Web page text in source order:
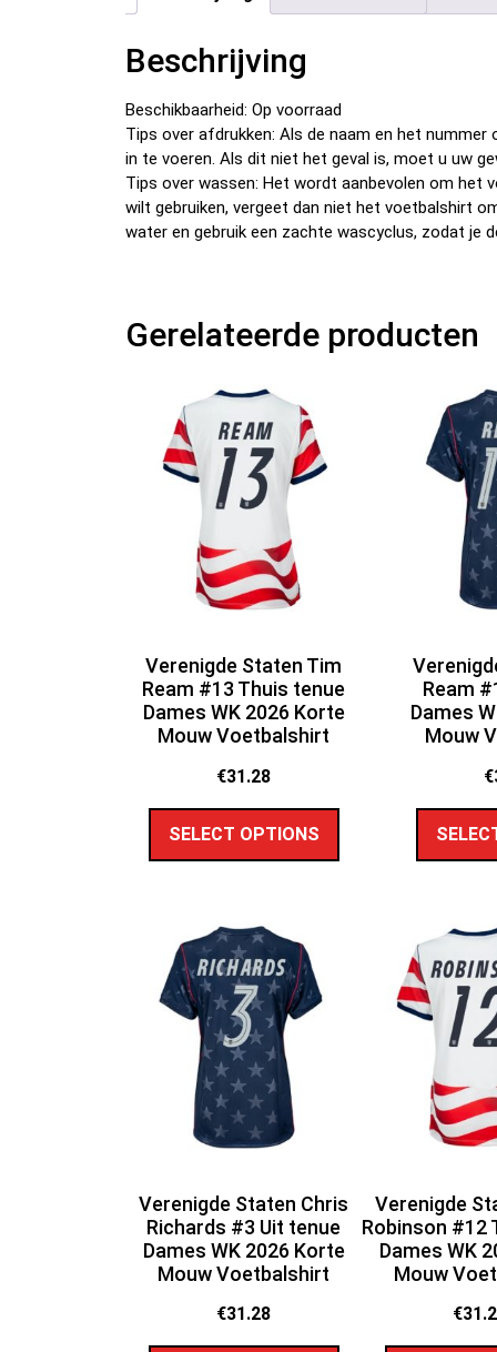
Beschrijving
Beschikbaarheid: Op voorraad
Tips over afdrukken: Als de naam en het
in te voeren. Als dit niet het geval is, moet u uw
Tips over wassen: Het wordt aanbevolen om het
wilt gebruiken, vergeet dan niet het voetbalshirt
water en gebruik een zachte wascyclus, zodat je
Gerelateerde producten
Verenigde Staten Tim
Ream #13 Thuis tenue
Dames WK 2026 Korte
Mouw Voetbalshirt
€31.28
SELECT OPTIONS
Ream
Dames
Mouw
€
Verenigde Staten Chris
Richards #3 Uit tenue
Dames WK 2026 Korte
Mouw Voetbalshirt
€31.28
Verenigde
Robinson #12
Dames WK
Mouw
€